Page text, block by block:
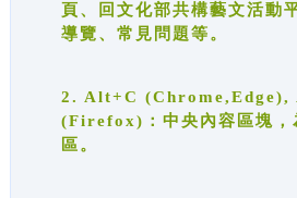
頁、回文化部共構藝文活動
導覽、常見問題等。
2. Alt+C (Chrome,Edge),
(Firefox)：中央內容區塊，
區。